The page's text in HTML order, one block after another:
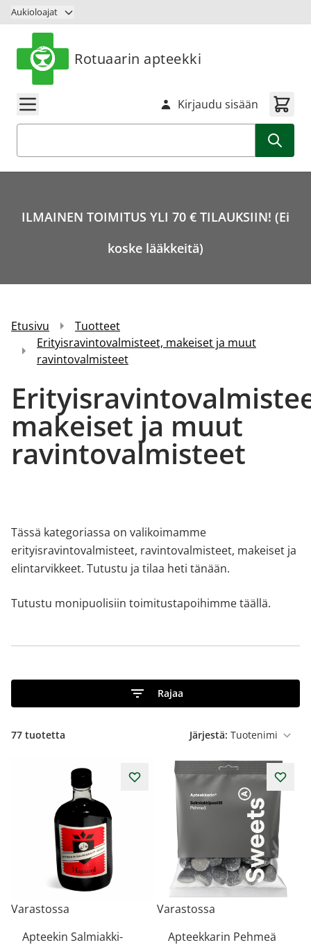
Siirry sisältöön
Aukioloajat
Rotuaarin apteekki
Kirjaudu sisään
ILMAINEN TOIMITUS YLI 70 € TILAUKSIIN! (Ei
koske lääkkeitä)
Etusivu
Tuotteet
Erityisravintovalmisteet, makeiset ja muut
ravintovalmisteet
makeiset ja muut
ravintovalmisteet
Tässä kategoriassa on valikoimamme
erityisravintovalmisteet, ravintovalmisteet, makeiset ja
elintarvikkeet. Tutustu ja tilaa heti tänään.
Tutustu monipuolisiin toimitustapoihimmetäällä.
Rajaa
77 tuotetta Järjestä:
Varastossa
Apteekin Salmiakki-
Varastossa
Apteekkarin Pehmeä